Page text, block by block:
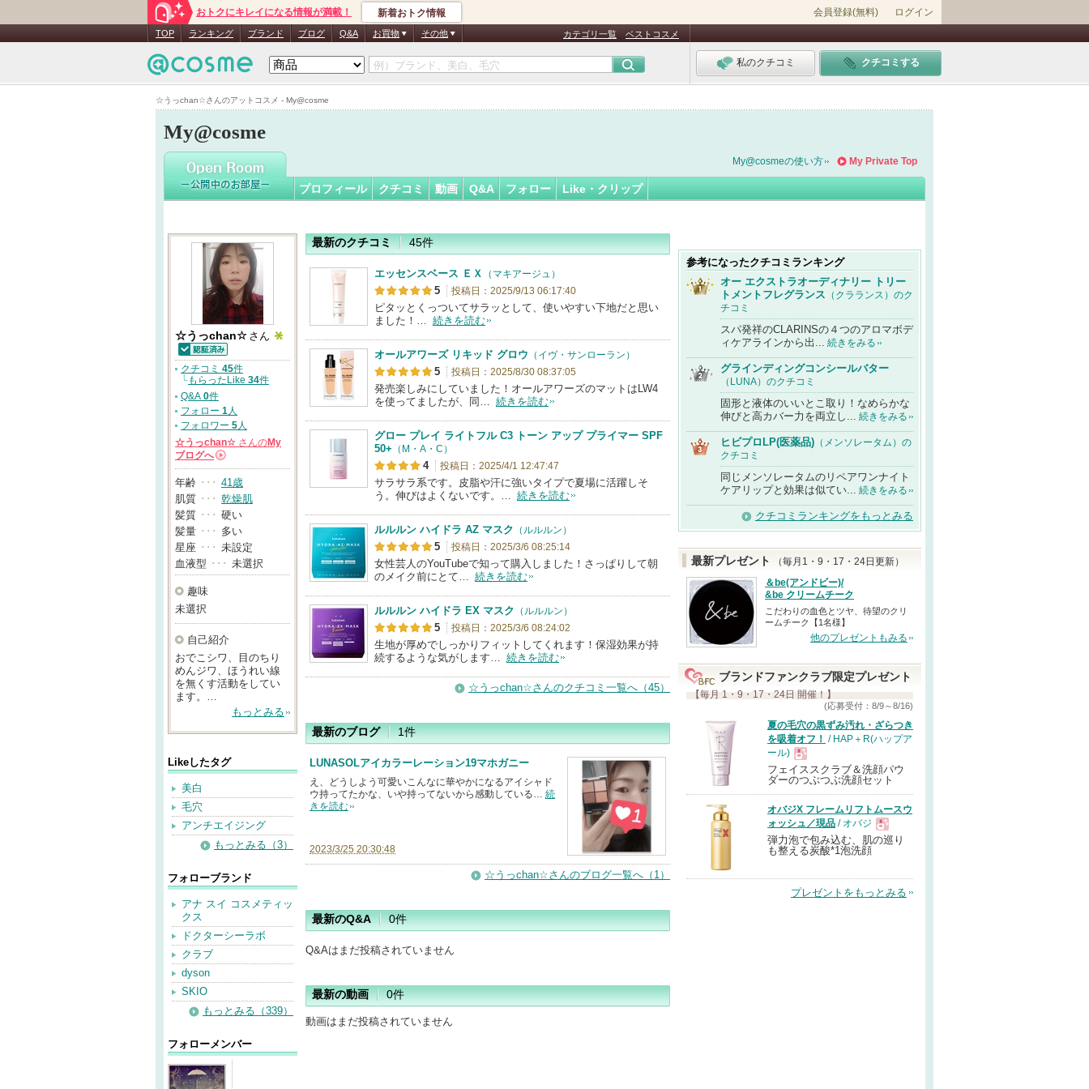
☆うっchan☆さんのアットコスメ - My@cosme
おトクにキレイになる情報が満載！ 新着おトク情報 会員登録(無料) ログイン
TOP ランキング ブランド ブログ Q&A お買物 その他 カテゴリ一覧 ベストコスメ
私のクチコミ クチコミする
My@cosme
☆うっchan☆さん
認
証
My Private Top
My@cosmeの使い方
プロフィール クチコミ 動画 Q&A フォロー Like・クリップ
☆うっchan☆ さん
認証済
クチコミ 45件
└もらったLike 34件
Q&A 0件
フォロー 1人
フォロワー 5人
☆うっchan☆ さんのMy
ブログへ
→
年齢 ･･･ 41歳
肌質 ･･･ 乾燥肌
髪質 ･･･ 硬い
髪量 ･･･ 多い
星座 ･･･ 未設定
血液型 ･･･ 未選択
趣味
未選択
自己紹介
おでこシワ、目のちり
めんジワ、ほうれい線
を無くす活動をしてい
ます。…
もっとみる
Likeしたタグ
美白
毛穴
アンチエイジング
もっとみる（3）
フォローブランド
アナ スイ コスメティッ
クス
ドクターシーラボ
クラブ
dyson
SKIO
もっとみる（339）
フォローメンバー
最新のクチコミ 45件
エッセンスベース ＥＸ （マキアージュ）
5 投稿日：2025/9/13 06:17:40
ピタッとくっついてサラッとして、使いやすい下地だと思い
ました！… 続きを読む
オールアワーズ リキッド グロウ （イヴ・サンローラン）
5 投稿日：2025/8/30 08:37:05
発売楽しみにしていました！オールアワーズのマットはLW4
を使ってましたが、同… 続きを読む
グロー プレイ ライトフル C3 トーン アップ プライマー SPF
50+ （M・A・C）
4 投稿日：2025/4/1 12:47:47
サラサラ系です。皮脂や汗に強いタイプで夏場に活躍しそ
う。伸びはよくないです。… 続きを読む
ルルルン ハイドラ AZ マスク （ルルルン）
5 投稿日：2025/3/6 08:25:14
女性芸人のYouTubeで知って購入しました！さっぱりして朝
のメイク前にとて… 続きを読む
ルルルン ハイドラ EX マスク （ルルルン）
5 投稿日：2025/3/6 08:24:02
生地が厚めでしっかりフィットしてくれます！保湿効果が持
続するような気がします… 続きを読む
☆うっchan☆さんのクチコミ一覧へ（45）
最新のブログ 1件
LUNASOLアイカラーレーション19マホガニー
え、どうしよう可愛いこんなに華やかになるアイシャド
ウ持ってたかな、いや持ってないから感動している… 続
きを読む
2023/3/25 20:30:48
☆うっchan☆さんのブログ一覧へ（1）
最新のQ&A 0件
Q&Aはまだ投稿されていません
最新の動画 0件
動画はまだ投稿されていません
参考になったクチコミランキング
オー エクストラオーディナリー トリー
トメントフレグランス （クラランス）のク
チコミ
スパ発祥のCLARINSの４つのアロマボデ
ィケアラインから出... 続きをみる
グラインディングコンシールバター
（LUNA）のクチコミ
固形と液体のいいとこ取り！なめらかな
伸びと高カバー力を両立し... 続きをみる
ヒビプロLP(医薬品) （メンソレータム）の
クチコミ
同じメンソレータムのリペアワンナイト
ケアリップと効果は似てい... 続きをみる
クチコミランキングをもっとみる
最新プレゼント
（毎月1・9・17・24日更新）
＆be(アンドビー)/
&be クリームチーク
こだわりの血色とツヤ、待望のクリ
ームチーク【1名様】
他のプレゼントもみる
ブランドファンクラブ限定プレゼント
【毎月 1・9・17・24日 開催！】
(応募受付：8/9～8/16)
夏の毛穴の黒ずみ汚れ・ざらつき
を吸着オフ！
/ HAP＋R(ハップア
ール)
現
品
フェイススクラブ＆洗顔パウ
ダーのつぶつぶ洗顔セット
オバジX フレームリフトムースウ
ォッシュ／現品 / オバジ
現
品
弾力泡で包み込む、肌の巡り
も整える炭酸*1泡洗顔
プレゼントをもっとみる